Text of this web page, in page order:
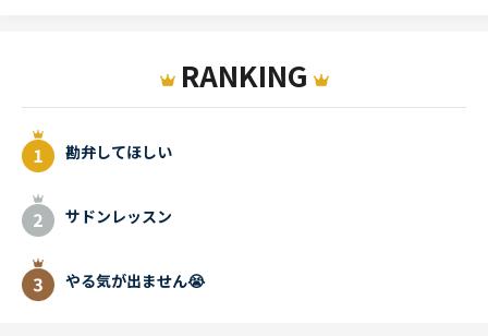
RANKING
勘弁してほしい
サドンレッスン
やる気が出ません😭